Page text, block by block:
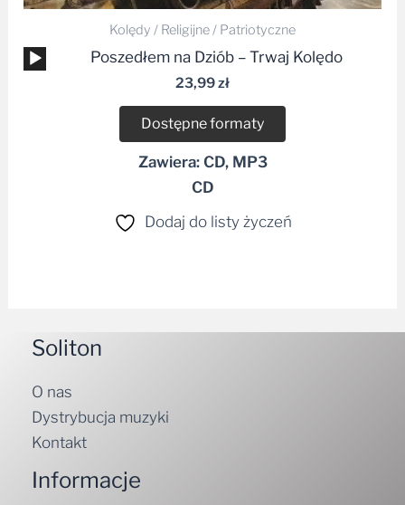
Kolędy / Religijne / Patriotyczne
Odtwarzacz
plików
Poszedłem na Dziób – Trwaj Kolędo
23,99zł
Dostępne formaty
Zawiera: CD, MP3
CD
Dodaj do listy życzeń
Soliton
O nas
Dystrybucja muzyki
Kontakt
Informacje